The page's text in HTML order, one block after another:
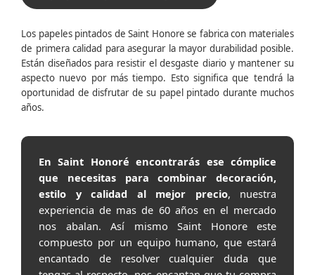
Los papeles pintados de Saint Honore se fabrica con materiales
de primera calidad para asegurar la mayor durabilidad posible.
Están diseñados para resistir el desgaste diario y mantener su
aspecto nuevo por más tiempo. Esto significa que tendrá la
oportunidad de disfrutar de su papel pintado durante muchos
años.
En Saint Honoré encontrarás ese cómplice
que necesitas para combinar decoración,
estilo y calidad al mejor precio, nuestra
experiencia de mas de 60 años en el mercado
nos abalan. Así mismo Saint Honore este
compuesto por un equipo humano, que estará
encantado de resolver cualquier duda que